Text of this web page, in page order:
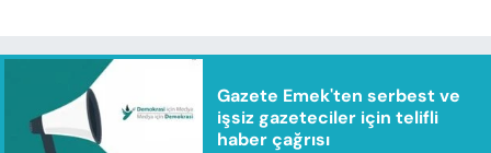
Gazete Emek'ten serbest ve
işsiz gazeteciler için telifli
haber çağrısı